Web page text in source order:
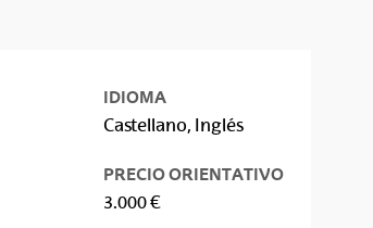
IDIOMA
Castellano, Inglés
PRECIO ORIENTATIVO
3.000 €